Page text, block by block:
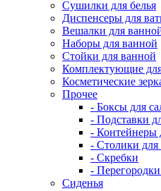
Сушилки для белья
Диспенсеры для
Вешалки для
Наборы для ванной
Стойки для ванной
Комплектующие для
Косметические
Прочее
- Боксы для
- Подставки
- Контейнеры
- Столики
- Скребки
-
Сиденья